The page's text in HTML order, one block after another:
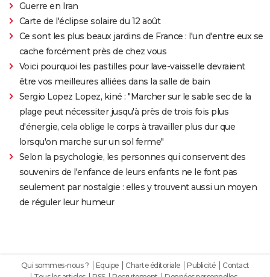
Guerre en Iran
Carte de l'éclipse solaire du 12 août
Ce sont les plus beaux jardins de France : l'un d'entre eux se
cache forcément près de chez vous
Voici pourquoi les pastilles pour lave-vaisselle devraient
être vos meilleures alliées dans la salle de bain
Sergio Lopez Lopez, kiné : "Marcher sur le sable sec de la
plage peut nécessiter jusqu'à près de trois fois plus
d'énergie, cela oblige le corps à travailler plus dur que
lorsqu'on marche sur un sol ferme"
Selon la psychologie, les personnes qui conservent des
souvenirs de l'enfance de leurs enfants ne le font pas
seulement par nostalgie : elles y trouvent aussi un moyen
de réguler leur humeur
Qui sommes-nous ? Equipe Charte éditoriale Publicité
Contact